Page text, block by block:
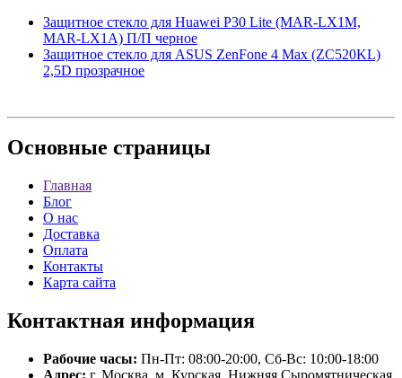
Защитное стекло для Huawei P30 Lite (MAR-LX1M,
MAR-LX1A) П/П черное
Защитное стекло для ASUS ZenFone 4 Max (ZC520KL)
2,5D прозрачное
Основные страницы
Главная
Блог
О нас
Доставка
Оплата
Контакты
Карта сайта
Контактная информация
Рабочие часы: Пн-Пт: 08:00-20:00, Сб-Вс: 10:00-18:00